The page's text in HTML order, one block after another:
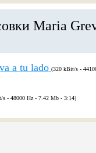
Maria
a tu lado (320 kBit/s -
s - 48000 Hz - 7.42 Mb - 3:14)